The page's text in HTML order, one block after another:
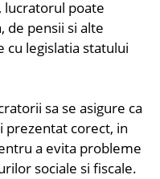
lucratorul poate
de pensii si alte
cu legislatia statului
sa se asigure ca
corect, in
a evita probleme
sociale si fiscale.